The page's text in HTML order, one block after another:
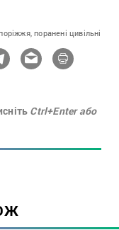
поранені цивільні
Ctrl+Enter або